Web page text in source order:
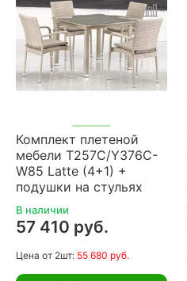
Комплект плетеной
мебели T257C/Y376C-
W85 Latte (4+1) +
подушки на стульях
В наличии
57 410 руб.
Цена от 2шт: 55 680 руб.